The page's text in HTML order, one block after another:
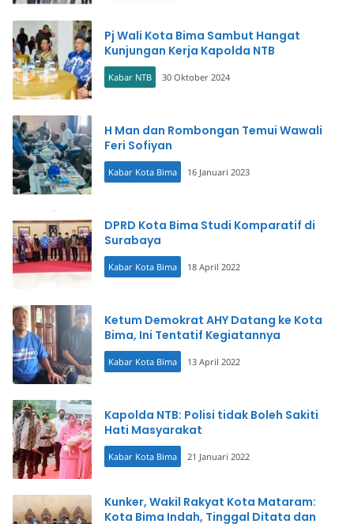
Pj Wali Kota Bima Sambut Hangat
Kunjungan Kerja Kapolda NTB
Kabar NTB 30 Oktober 2024
H Man dan Rombongan Temui Wawali
Feri Sofiyan
Kabar Kota Bima 16 Januari 2023
DPRD Kota Bima Studi Komparatif di
Surabaya
Kabar Kota Bima 18 April 2022
Ketum Demokrat AHY Datang ke Kota
Bima, Ini Tentatif Kegiatannya
Kabar Kota Bima 13 April 2022
Kapolda NTB: Polisi tidak Boleh Sakiti
Hati Masyarakat
Kabar Kota Bima 21 Januari 2022
Kunker, Wakil Rakyat Kota Mataram:
Kota Bima Indah, Tinggal Ditata dan